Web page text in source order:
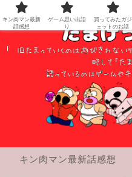
キン肉マン最新話感想
キン肉マン最新
話感想
ゲーム思い出語
り
買ってみたガジ
ェットのお話